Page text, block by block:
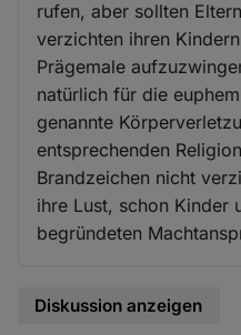
rufen, aber sollten
verzichten ihren
Prägemale
natürlich für die
genannte
entsprechenden
Brandzeichen nicht
ihre Lust, schon Kinder
begründeten
Diskussion anzeigen